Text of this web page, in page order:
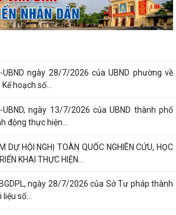
lịch về việc...
tuyển...
UBND ngày 28/7/2026 của UBND phường về
hoạch số...
UBND, ngày 13/7/2026 của UBND thành phố
động thực hiện...
DỰ HỘI NGHỊ TOÀN QUỐC NGHIÊN CỨU, HỌC
KHAI THỰC HIỆN...
ngày 28/7/2026 của Sở Tư pháp thành
số...